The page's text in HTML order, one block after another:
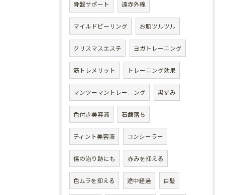
骨盤サポート 遠赤外線
マイルドピーリング お肌ツルツル
クリスマスエステ ヨガトレーニング
筋トレメリット トレーニング効果
マンツーマントレーニング 黒ずみ
色付き美容液 石鹸落ち
ティント美容液 コンシーラー
傷の治り跡にも 赤みを抑える
色ムラを抑える 途中経過 白髪